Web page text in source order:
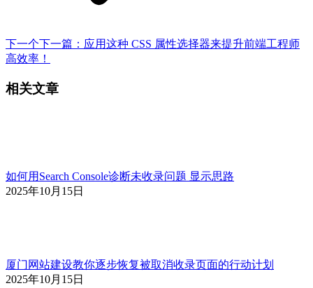
下一个下一篇： 应用这种 CSS 属性选择器来提升前端工程师
高效率！
相关文章
如何用Search Console诊断未收录问题 显示思路
2025年10月15日
厦门网站建设教你逐步恢复被取消收录页面的行动计划
2025年10月15日